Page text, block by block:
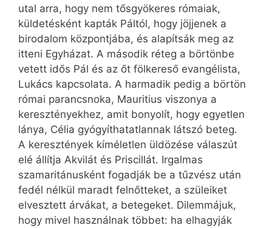
utal arra, hogy nem tősgyökeres rómaiak,
küldetésként kapták Páltól, hogy jöjjenek a
birodalom központjába, és alapítsák meg az
itteni Egyházat. A második réteg a börtönbe
vetett idős Pál és az őt fölkereső evangélista,
Lukács kapcsolata. A harmadik pedig a börtön
római parancsnoka, Mauritius viszonya a
keresztényekhez, amit bonyolít, hogy egyetlen
lánya, Célia gyógyíthatatlannak látszó beteg.
A keresztények kíméletlen üldözése válaszút
elé állítja Akvilát és Priscillát. Irgalmas
szamaritánusként fogadják be a tűzvész után
fedél nélkül maradt felnőtteket, a szüleiket
elvesztett árvákat, a betegeket. Dilemmájuk,
hogy mivel használnak többet: ha elhagyják